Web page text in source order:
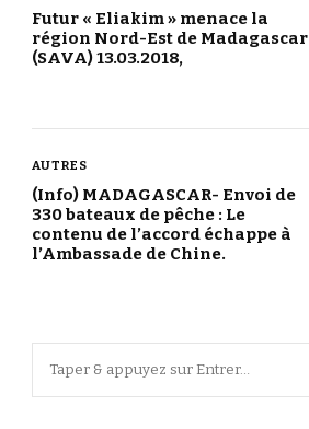
Futur « Eliakim » menace la
région Nord-Est de Madagascar
(SAVA) 13.03.2018,
AUTRES
(Info) MADAGASCAR- Envoi de
330 bateaux de pêche : Le
contenu de l’accord échappe à
l’Ambassade de Chine.